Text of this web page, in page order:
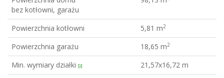
bez kotłowni, garażu
Powierzchnia kotłowni 5,81 m2
Powierzchnia garażu 18,65 m2
Min. wymiary działki [i]
21,57x16,72 m